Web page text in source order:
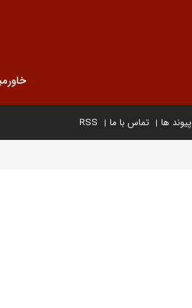
پیوند ها تماس با ما RSS